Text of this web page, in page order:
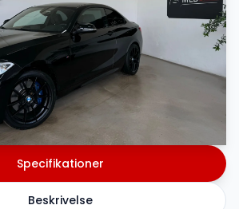
Specifikationer
Beskrivelse